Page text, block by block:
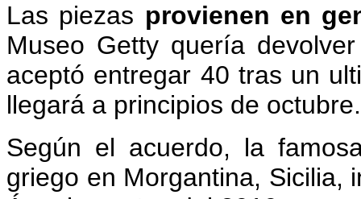
Las piezas provienen en
Museo Getty quería
aceptó entregar 40 tras un
llegará a principios de
Según el acuerdo, la
griego en Morgantina, Sicilia,